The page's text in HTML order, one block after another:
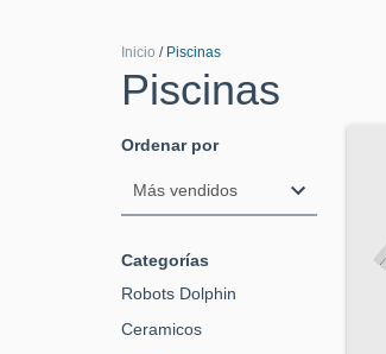
Inicio / Piscinas
Piscinas
Ordenar por
Categorías
Robots Dolphin
Ceramicos